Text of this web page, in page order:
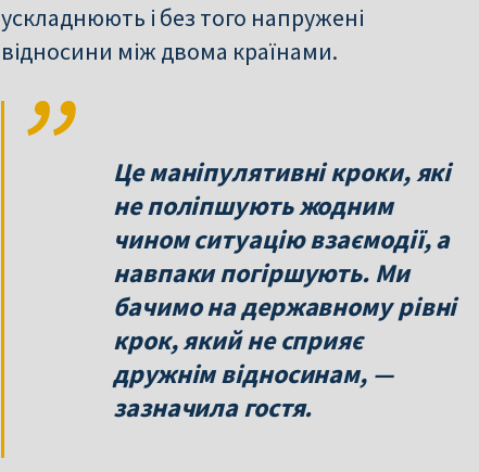
ускладнюють і без того напружені
відносини між двома країнами.
Це маніпулятивні кроки, які
не поліпшують жодним
чином ситуацію взаємодії, а
навпаки погіршують. Ми
бачимо на державному рівні
крок, який не сприяє
дружнім відносинам, —
зазначила гостя.